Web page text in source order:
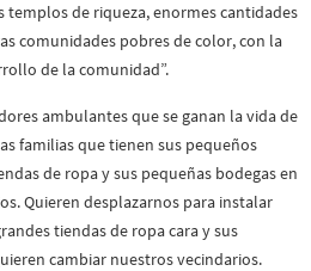
de riqueza, enormes cantidades
comunidades pobres de color, con la
de la comunidad”.
ambulantes que se ganan la vida de
familias que tienen sus pequeños
de ropa y sus pequeñas bodegas en
Quieren desplazarnos para instalar
tiendas de ropa cara y sus
cambiar nuestros vecindarios.